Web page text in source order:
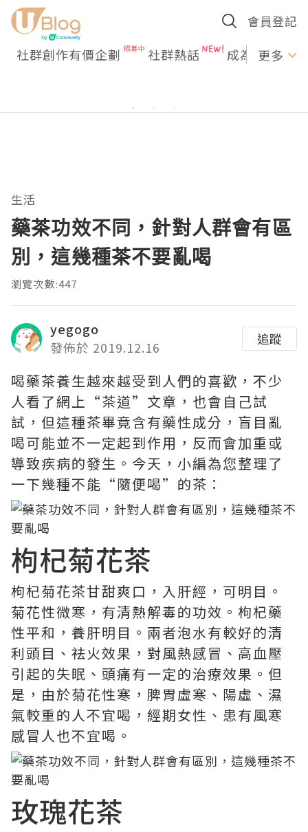
會員登記
社群創作有價企劃 社群熱話 成為U更多
生活
藥茶功效不同，針對人群會有區
別，這幾種茶不要亂喝
瀏覽次數:447
yegogo
發佈於 2019.12.16
追蹤
喝藥茶養生越來越受到人們的喜歡，不少
人看了網上“茶道”文章，也會自己試
試，但這種茶畢竟含有藥性成分，盲目亂
喝可能並不一定起到作用，反而會加重或
導致疾病的發生。今天，小編為您整理了
一下幾種不能“隨便喝”的茶：
枸杞菊花茶
枸杞菊花茶甘甜爽口，入肝經，可明目。
菊花性微寒，有清熱解毒的功效。枸杞藥
性平和，養肝明目。兩者泡水有較好的清
利頭目、祛火效果，對風熱感冒、高血壓
引起的失眠、頭痛有一定的治療效果。但
是，由於菊花性寒，脾胃虛寒、陽虛、濕
氣較重的人不宜喝，經期女性、患有風寒
感冒人也不宜喝。
玫瑰花茶